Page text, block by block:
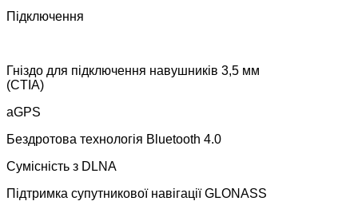
Підключення
Гніздо для підключення навушників 3,5 мм
(CTIA)
aGPS
Бездротова технологія Bluetooth 4.0
Сумісність з DLNA
Підтримка супутникової навігації GLONASS